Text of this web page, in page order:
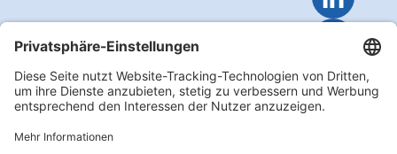
E-Mailinfo@spitexbe.ch
Kontakt